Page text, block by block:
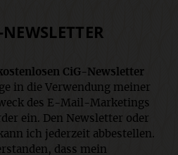
CiG-Newsletter
in die Verwendung meiner
des E-Mail-Marketings
ein. Den Newsletter oder
ich jederzeit abbestellen.
dass mein